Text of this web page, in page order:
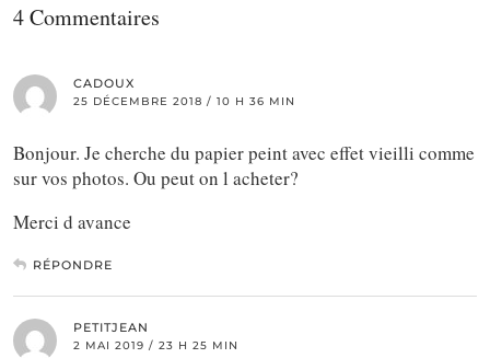
4 Commentaires
CADOUX
25 DÉCEMBRE 2018 / 10 H 36 MIN
Bonjour. Je cherche du papier peint avec effet vieilli comme
sur vos photos. Ou peut on l acheter?
Merci d avance
RÉPONDRE
PETITJEAN
2 MAI 2019 / 23 H 25 MIN